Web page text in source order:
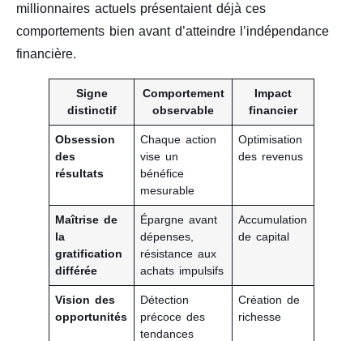
millionnaires actuels présentaient déjà ces
comportements bien avant d’atteindre l’indépendance
financière.
Signe
distinctif
Comportement
observable
Impact
financier
Obsession
des
résultats
Chaque action
vise un
bénéfice
mesurable
Optimisation
des revenus
Maîtrise de
la
gratification
différée
Épargne avant
dépenses,
résistance aux
achats impulsifs
Accumulation
de capital
Vision des
opportunités
Détection
précoce des
tendances
Création de
richesse